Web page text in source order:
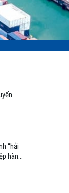
“hải
hàng